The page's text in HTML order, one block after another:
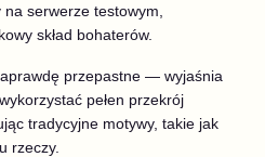
serwerze testowym,
skład bohaterów.
przepastne — wyjaśnia
pełen przekrój
tradycyjne motywy, takie jak
rzeczy.